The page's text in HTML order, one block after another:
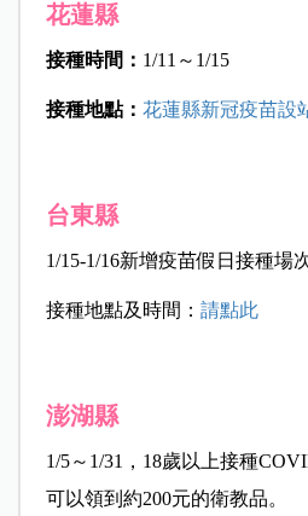
花蓮縣
接種時間： 1/11～1/15
接種地點： 花蓮縣新冠疫苗設
台東縣
1/15-1/16新增疫苗假日接種場
接種地點及時間： 請點此
澎湖縣
1/5～1/31，18歲以上接種
可以領到約200元的衛教品。